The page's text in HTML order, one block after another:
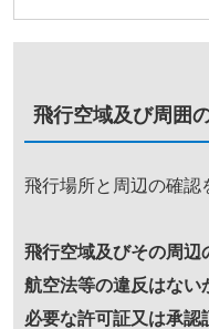
飛行空域及び周囲
飛行場所と周辺の確認
飛行空域及びその周辺
航空法等の違反はない
必要な許可証又は承認